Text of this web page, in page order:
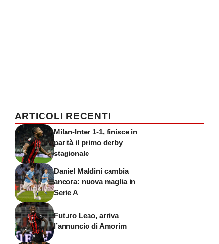
ARTICOLI RECENTI
Milan-Inter 1-1, finisce in
parità il primo derby
stagionale
Daniel Maldini cambia
ancora: nuova maglia in
Serie A
Futuro Leao, arriva
l’annuncio di Amorim